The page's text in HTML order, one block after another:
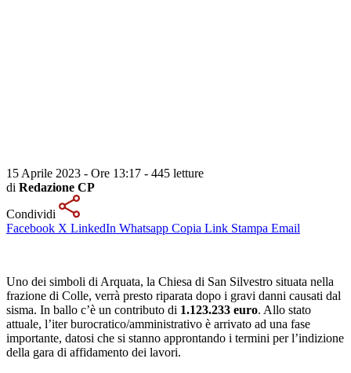
15 Aprile 2023 - Ore 13:17 - 445 letture
di Redazione CP
Condividi
Facebook X LinkedIn Whatsapp Copia Link Stampa Email
Uno dei simboli di Arquata, la Chiesa di San Silvestro situata nella
frazione di Colle, verrà presto riparata dopo i gravi danni causati dal
sisma. In ballo c’è un contributo di 1.123.233 euro. Allo stato
attuale, l’iter burocratico/amministrativo è arrivato ad una fase
importante, datosi che si stanno approntando i termini per l’indizione
della gara di affidamento dei lavori.